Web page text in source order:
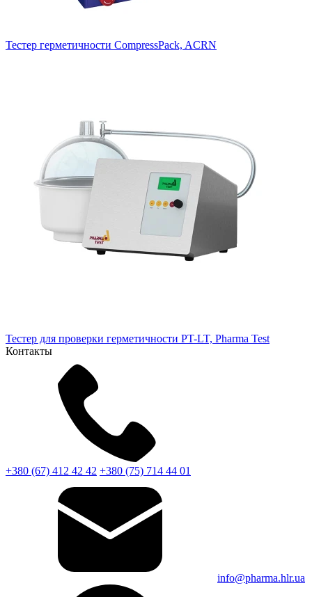
Тестер герметичности CompressPack, ACRN
Тестер для проверки герметичности PT-LT, Pharma Test
Контакты
+380 (67) 412 42 42 +380 (75) 714 44 01
info@pharma.hlr.ua